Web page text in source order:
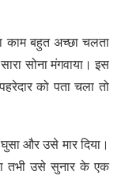
काम बहुत अच्छा चलता
सोना मंगवाया। इस
को पता चला तो
और उसे मार दिया।
तभी उसे सुनार के एक